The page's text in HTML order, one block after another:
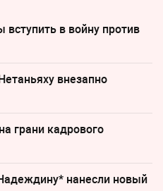
вступить в войну против
внезапно
грани кадрового
нанесли новый